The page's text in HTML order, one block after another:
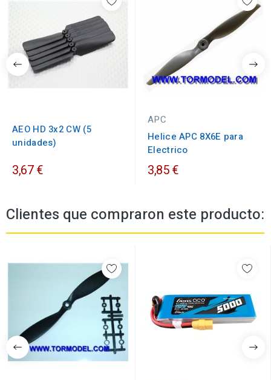
AEO HD 3x2 CW (5
unidades)
3,67 €
APC
Helice APC 8X6E para
Electrico
3,85 €
Clientes que compraron este producto: